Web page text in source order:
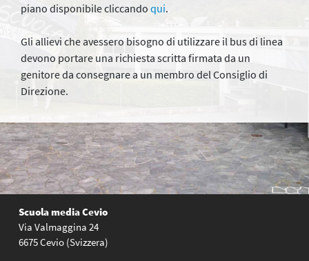
piano disponibile cliccando qui.
Gli allievi che avessero bisogno di utilizzare il bus di linea
devono portare una richiesta scritta firmata da un
genitore da consegnare a un membro del Consiglio di
Direzione.
Scuola media Cevio
Via Valmaggina 24
6675 Cevio (Svizzera)